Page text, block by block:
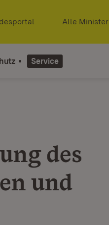
(Öffnet in neuem
Alle
Service
des
und